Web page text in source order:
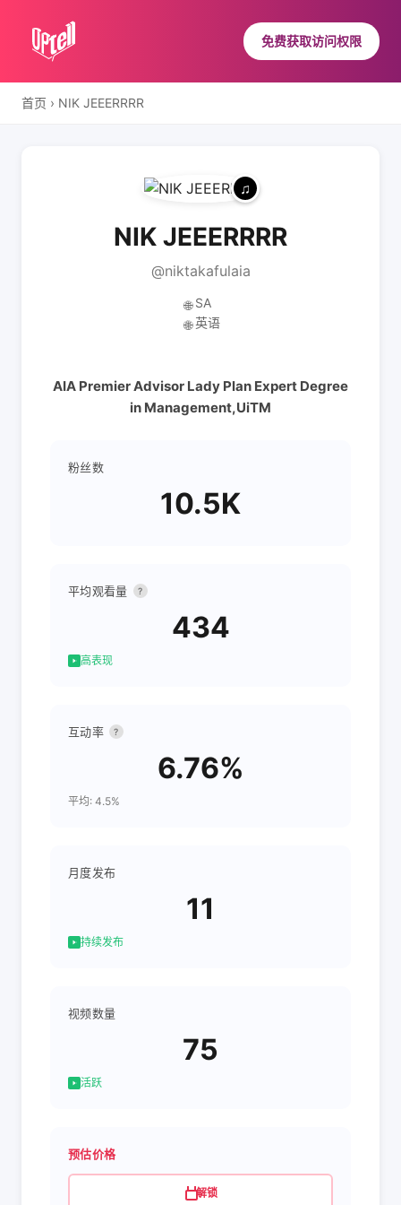
免费获取访问权限
首页 › NIK JEEERRRR
NIK JEEERRRR
@niktakafulaia
🌐 SA
🌐 英语
AIA Premier Advisor Lady Plan Expert Degree
in Management,UiTM
粉丝数
10.5K
平均观看量 ?
434
高表现
互动率 ?
6.76%
平均: 4.5%
月度发布
11
持续发布
视频数量
75
活跃
预估价格
解锁